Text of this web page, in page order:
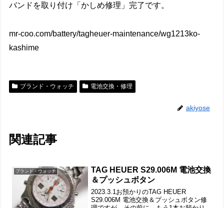
バンドを取り付け「かしめ修理」完了です。
mr-coo.com/battery/tagheuer-maintenance/wg1213ko-
kashime
ブランド・ウォッチ 電池交換・修理
akiyose
関連記事
ブランド・ウォッチ
TAG HEUER S29.006M 電池交換
＆プッシュボタン
2023.3.1お預かりのTAG HEUER
S29.006M 電池交換＆プッシュボタン修